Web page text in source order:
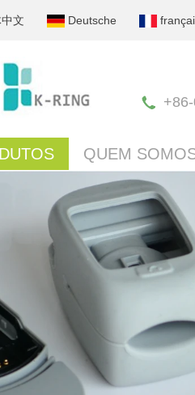
文 Deutsche
QUEM